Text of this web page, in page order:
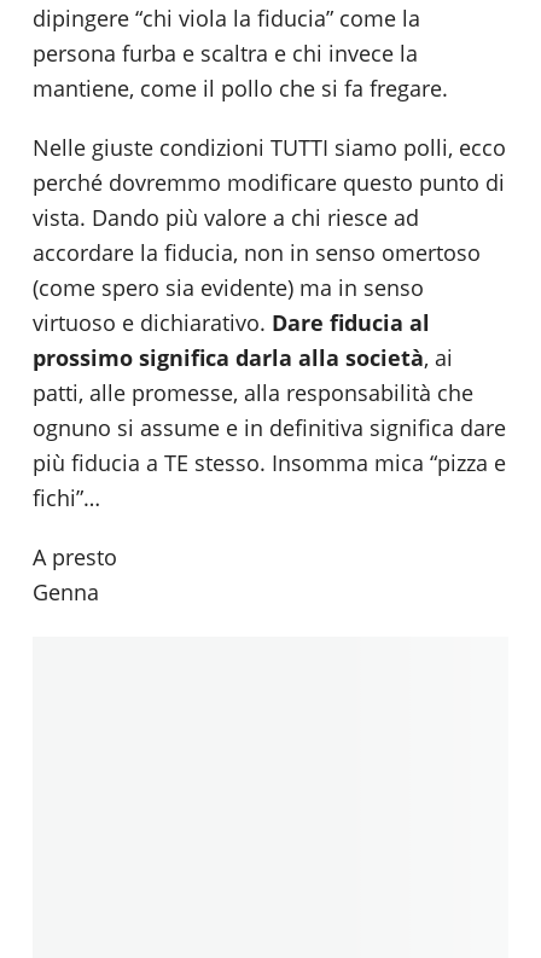
dipingere “chi viola la fiducia” come la
persona furba e scaltra e chi invece la
mantiene, come il pollo che si fa fregare.
Nelle giuste condizioni TUTTI siamo polli, ecco
perché dovremmo modificare questo punto di
vista. Dando più valore a chi riesce ad
accordare la fiducia, non in senso omertoso
(come spero sia evidente) ma in senso
virtuoso e dichiarativo. Dare fiducia al
prossimo significa darla alla società, ai
patti, alle promesse, alla responsabilità che
ognuno si assume e in definitiva significa dare
più fiducia a TE stesso. Insomma mica “pizza e
fichi”…
A presto
Genna